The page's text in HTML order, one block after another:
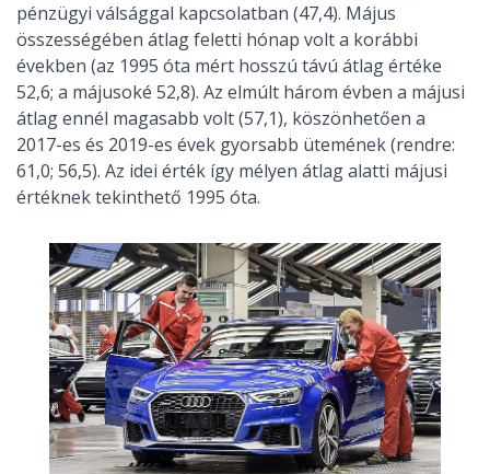
pénzügyi válsággal kapcsolatban (47,4). Május
összességében átlag feletti hónap volt a korábbi
években (az 1995 óta mért hosszú távú átlag értéke
52,6; a májusoké 52,8). Az elmúlt három évben a májusi
átlag ennél magasabb volt (57,1), köszönhetően a
2017-es és 2019-es évek gyorsabb ütemének (rendre:
61,0; 56,5). Az idei érték így mélyen átlag alatti májusi
értéknek tekinthető 1995 óta.